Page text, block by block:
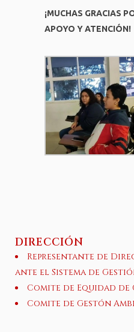
¡MUCHAS GRACIAS
APOYO Y ATENCIÓN!
DIRECCIÓN
Representante de
ante el Sistema de
Comite de Equidad de
Comite de Gestón